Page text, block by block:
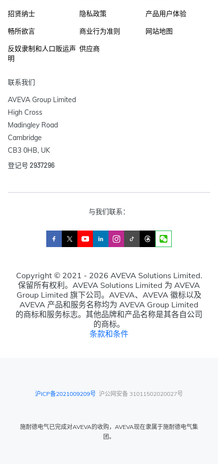
招贤纳士
畅所欲言
反奴隶制和人口贩运声
明
隐私政策
商业行为准则
供应商
产品用户体验
网站地图
联系我们
AVEVA Group Limited
High Cross
Madingley Road
Cambridge
CB3 0HB, UK
登记号 2937296
与我们联系：
Copyright © 2021 - 2026 AVEVA Solutions Limited.
保留所有权利。AVEVA Solutions Limited 为 AVEVA
Group Limited 旗下公司。AVEVA、AVEVA 徽标以及
AVEVA 产品和服务名称均为 AVEVA Group Limited
的商标和服务标志。其他品牌和产品名称是其各自公司
的商标。
条款和条件
沪ICP备2021009209号 沪公网安备 31011502020027号
施耐德电气已完成对AVEVA的收购，AVEVA现在隶属于施耐德电气集
团。